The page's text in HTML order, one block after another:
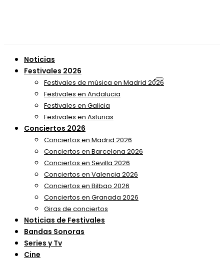
Noticias
Festivales 2026
Festivales de música en Madrid 2026
Festivales en Andalucia
Festivales en Galicia
Festivales en Asturias
Conciertos 2026
Conciertos en Madrid 2026
Conciertos en Barcelona 2026
Conciertos en Sevilla 2026
Conciertos en Valencia 2026
Conciertos en Bilbao 2026
Conciertos en Granada 2026
Giras de conciertos
Noticias de Festivales
Bandas Sonoras
Series y Tv
Cine